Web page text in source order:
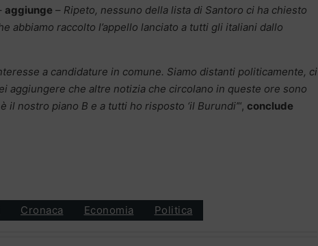
aggiunge – Ripeto, nessuno della lista di Santoro ci ha chiesto
abbiamo raccolto l’appello lanciato a tutti gli italiani dallo
a candidature in comune. Siamo distanti politicamente, ci
aggiungere che altre notizia che circolano in queste ore sono
nostro piano B e a tutti ho risposto ‘il Burundi’“, conclude
Cronaca Economia Politica